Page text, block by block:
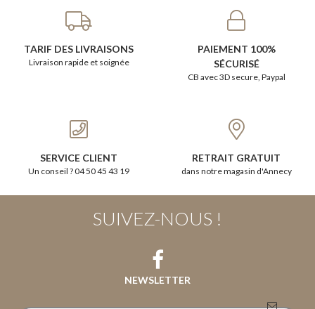
TARIF DES LIVRAISONS
Livraison rapide et soignée
PAIEMENT 100%
SÉCURISÉ
CB avec 3D secure, Paypal
SERVICE CLIENT
Un conseil ? 04 50 45 43 19
RETRAIT GRATUIT
dans notre magasin d'Annecy
SUIVEZ-NOUS !
NEWSLETTER